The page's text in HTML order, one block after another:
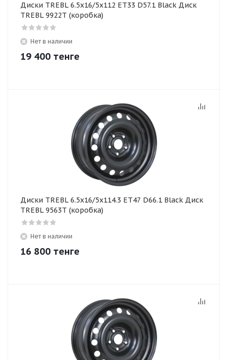
Диски TREBL 6.5x16/5x112 ET33 D57.1 Black Диск
TREBL 9922T (коробка)
Нет в наличии
19 400 тенге
Диски TREBL 6.5х16/5х114.3 ЕТ47 D66.1 Black Диск
TREBL 9563T (коробка)
Нет в наличии
16 800 тенге